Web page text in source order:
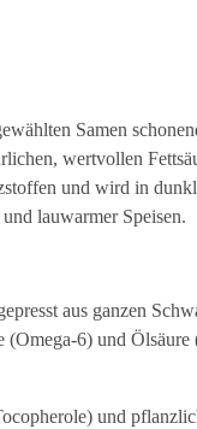
Samen
wertvollen
und wird in
lauwarmer Speisen.
aus ganzen
6) und
und